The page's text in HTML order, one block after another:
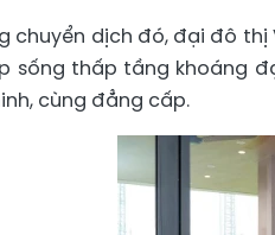
chuyển dịch đó, đại đô
sống thấp tầng khoáng
cùng đẳng cấp.